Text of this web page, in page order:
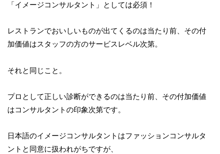
「イメージコンサルタント」としては必須！
レストランでおいしいものが出てくるのは当たり前、その付
加価値はスタッフの方のサービスレベル次第。
それと同じこと。
プロとして正しい診断ができるのは当たり前、その付加価値
はコンサルタントの印象次第です。
日本語のイメージコンサルタントはファッションコンサルタ
ントと同意に扱われがちですが、